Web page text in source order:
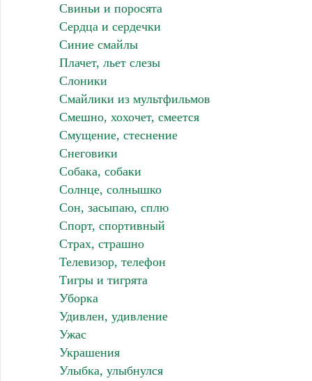
Свиньи и поросята
Сердца и сердечки
Синие смайлы
Плачет, льет слезы
Слоники
Смайлики из мультфильмов
Смешно, хохочет, смеется
Смущение, стеснение
Снеговики
Собака, собаки
Солнце, солнышко
Сон, засыпаю, сплю
Спорт, спортивный
Страх, страшно
Телевизор, телефон
Тигры и тигрята
Уборка
Удивлен, удивление
Ужас
Украшения
Улыбка, улыбнулся